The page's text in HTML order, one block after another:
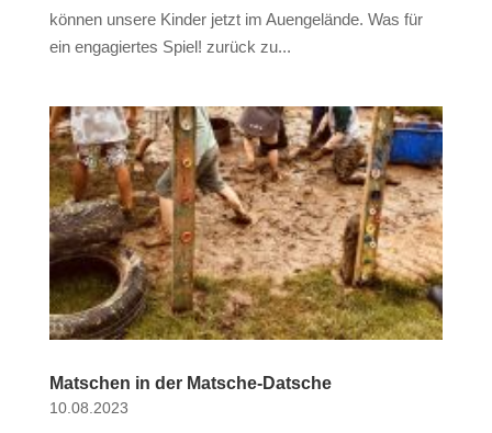
können unsere Kinder jetzt im Auengelände. Was für
ein engagiertes Spiel! zurück zu...
Matschen in der Matsche-Datsche
10.08.2023